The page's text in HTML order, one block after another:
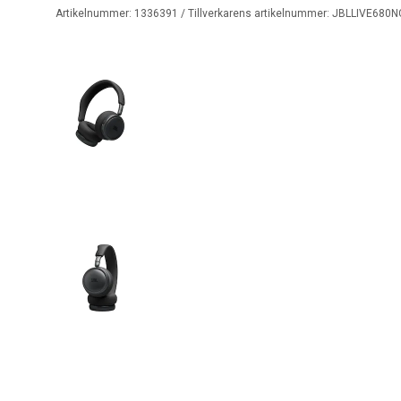
Artikelnummer: 1336391 / Tillverkarens artikelnummer: